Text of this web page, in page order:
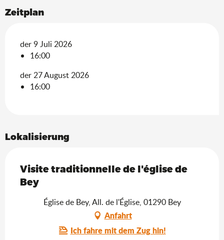
Zeitplan
der 9 Juli 2026
16:00
der 27 August 2026
16:00
Lokalisierung
Visite traditionnelle de l'église de
Bey
Église de Bey, All. de l'Église, 01290 Bey
Anfahrt
Ich fahre mit dem Zug hin!